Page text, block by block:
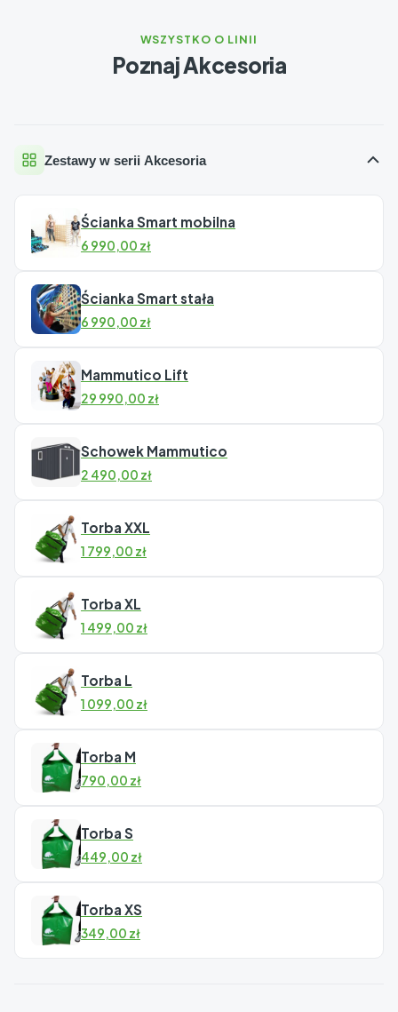
WSZYSTKO O LINII
Poznaj Akcesoria
Zestawy w serii Akcesoria
Ścianka Smart mobilna
6 990,00 zł
Ścianka Smart stała
6 990,00 zł
Mammutico Lift
29 990,00 zł
Schowek Mammutico
2 490,00 zł
Torba XXL
1 799,00 zł
Torba XL
1 499,00 zł
Torba L
1 099,00 zł
Torba M
790,00 zł
Torba S
449,00 zł
Torba XS
349,00 zł